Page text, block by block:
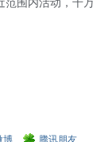
围内活动，千万
博 腾讯朋友